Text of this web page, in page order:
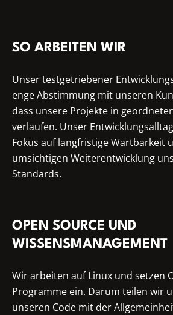
SO ARBEITEN WIR
Unser testgetriebener
enge Abstimmung mit unseren
dass unsere Projekte in
verlaufen. Unser
Fokus auf langfristige Wartbarkeit
umsichtigen Weiterentwicklung
Standards.
OPEN SOURCE UND
WISSENSMANAGEMENT
Wir arbeiten auf Linux und setzen
Programme ein. Darum teilen wir
unseren Code mit der